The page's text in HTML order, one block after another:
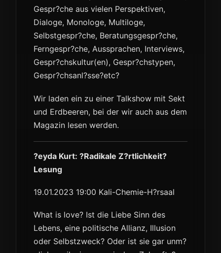
Gespr?che aus vielen Perspektiven,
Dialoge, Monologe, Multiloge,
Selbstgespr?che, Beratungsgespr?che,
Ferngespr?che, Aussprachen, Interviews,
Gespr?chskultur(en), Gespr?chstypen,
Gespr?chsanl?sse?etc?
Wir laden ein zu einer Talkshow mit Sekt
und Erdbeeren, bei der wir auch aus dem
Magazin lesen werden.
?eyda Kurt: ?Radikale Z?rtlichkeit?
Lesung
19.01.2023 19:00 Kali-Chemie-H?rsaal
What is love? Ist die Liebe Sinn des
Lebens, eine politische Allianz, Illusion
oder Selbstzweck? Oder ist sie gar unm?